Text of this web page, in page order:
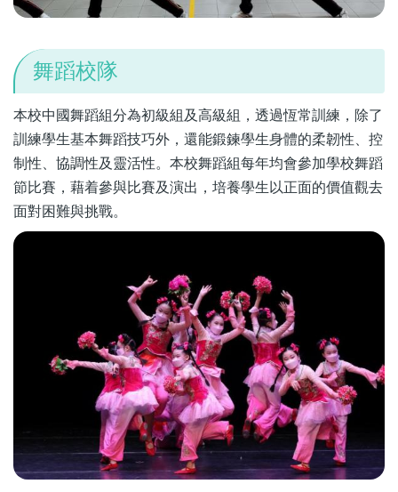
舞蹈校隊
本校中國舞蹈組分為初級組及高級組，透過恆常訓練，除了
訓練學生基本舞蹈技巧外，還能鍛鍊學生身體的柔韌性、控
制性、協調性及靈活性。本校舞蹈組每年均會參加學校舞蹈
節比賽，藉着參與比賽及演出，培養學生以正面的價值觀去
面對困難與挑戰。